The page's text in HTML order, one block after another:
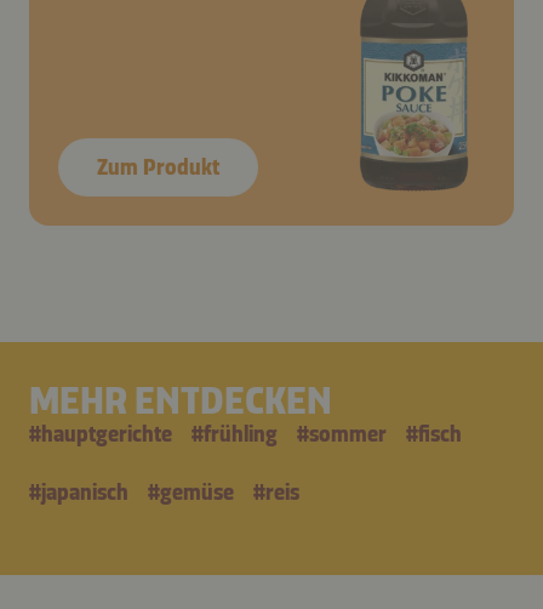
Zum Produkt
MEHR ENTDECKEN
#hauptgerichte #frühling #sommer #fisch
#japanisch #gemüse #reis